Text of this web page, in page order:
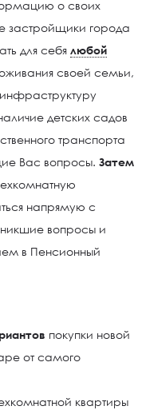
о своих
застройщики города
для себя любой
своей семьи,
детских садов
транспорта
Вас вопросы. Затем
напрямую с
вопросы и
в Пенсионный
покупки новой
от самого
квартиры